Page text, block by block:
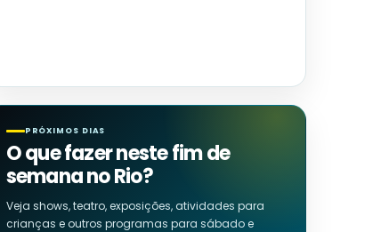
PRÓXIMOS DIAS
O que fazer neste fim de
semana no Rio?
Veja shows, teatro, exposições, atividades para
crianças e outros programas para sábado e